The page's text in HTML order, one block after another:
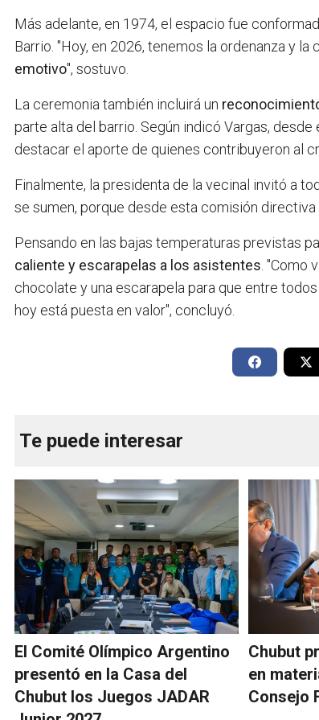
Más adelante, en 1974, el espacio fue
Barrio. "Hoy, en 2026, tenemos la ordenanza y
emotivo", sostuvo.
La ceremonia también incluirá un
parte alta del barrio. Según indicó Vargas,
destacar el aporte de quienes contribuyeron al
Finalmente, la presidenta de la vecinal invitó a
se sumen, porque desde esta comisión
Pensando en las bajas temperaturas previstas
caliente y escarapelas a los asistentes. "Como
chocolate y una escarapela para que entre
hoy está puesta en valor", concluyó.
Te puede interesar
El Comité Olímpico Argentino
presentó en la Casa del
Chubut los Juegos JADAR
Chubut
en
Consejo